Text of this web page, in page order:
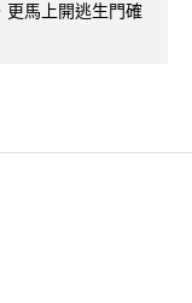
馬上開逃生門確